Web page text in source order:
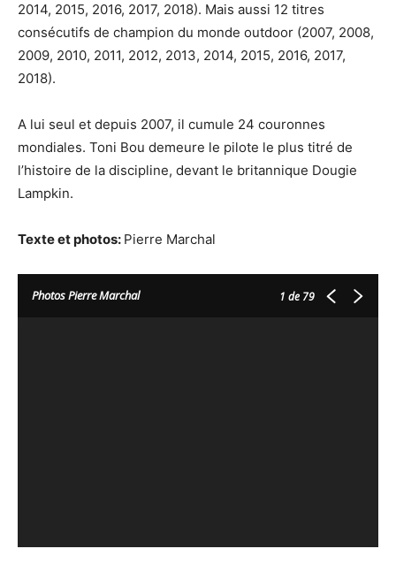
2014, 2015, 2016, 2017, 2018). Mais aussi 12 titres
consécutifs de champion du monde outdoor (2007, 2008,
2009, 2010, 2011, 2012, 2013, 2014, 2015, 2016, 2017,
2018).
A lui seul et depuis 2007, il cumule 24 couronnes
mondiales. Toni Bou demeure le pilote le plus titré de
l’histoire de la discipline, devant le britannique Dougie
Lampkin.
Texte et photos: Pierre Marchal
Photos Pierre Marchal 1 de 79